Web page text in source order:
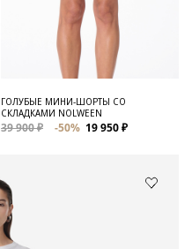
ГОЛУБЫЕ МИНИ-ШОРТЫ СО
СКЛАДКАМИ NOLWEEN
39 900 ₽ -50% 19 950 ₽